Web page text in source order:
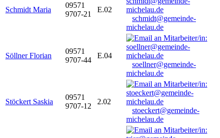
Schmidt Maria
09571
9707-21
E.02
schmidt@gemeinde-
michelau.de
Söllner Florian
09571
9707-44
E.04
soellner@gemeinde-
michelau.de
Stöckert Saskia
09571
9707-12
2.02
stoeckert@gemeinde-
michelau.de